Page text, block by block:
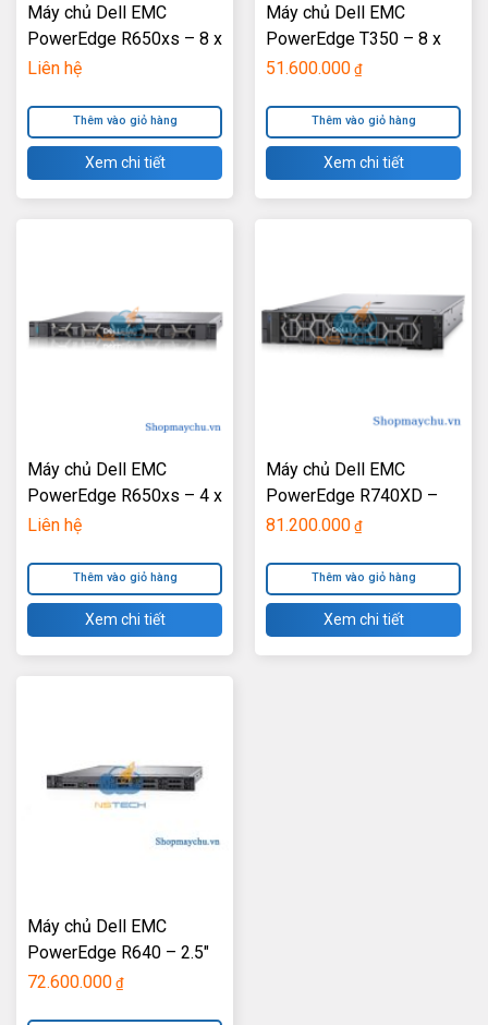
Máy chủ Dell EMC
PowerEdge R650xs – 8 x
2.5″
Liên hệ
Thêm vào giỏ hàng
Xem chi tiết
Máy chủ Dell EMC
PowerEdge T350 – 8 x
3.5″
51.600.000 ₫
Thêm vào giỏ hàng
Xem chi tiết
Máy chủ Dell EMC
PowerEdge R650xs – 4 x
3.5″
Liên hệ
Thêm vào giỏ hàng
Xem chi tiết
Máy chủ Dell EMC
PowerEdge R740XD –
2.5 INCH
81.200.000 ₫
Thêm vào giỏ hàng
Xem chi tiết
Máy chủ Dell EMC
PowerEdge R640 – 2.5″
72.600.000 ₫